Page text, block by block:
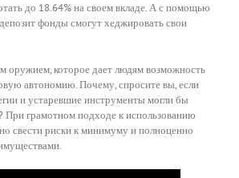
до 18.64% на своем вкладе. А с помощью
фонды смогут хеджировать свои
оружием, которое дает людям возможность
автономию. Почему, спросите вы, если
и устаревшие инструменты могли бы
При грамотном подходе к использованию
свести риски к минимуму и полноценно